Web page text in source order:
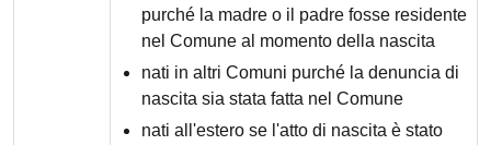
purché la madre o il padre fosse residente
nel Comune al momento della nascita
nati in altri Comuni purché la denuncia di
nascita sia stata fatta nel Comune
nati all'estero se l'atto di nascita è stato